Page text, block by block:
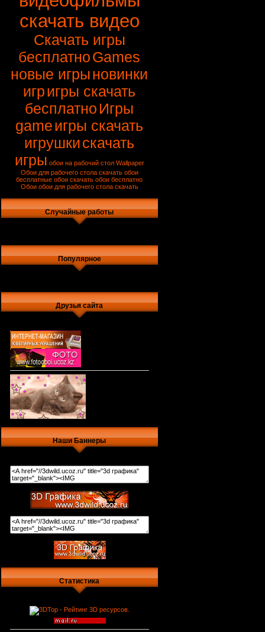
скачать видео
Скачать игры
бесплатноGames
новые игрыновинки
игригры скачать
бесплатно Игры
gameигры скачать
игрушкискачать
игры обои на рабочий стол Wallpaper
Обои для рабочего стола скачать обои
бесплатные обои скачать обои бесплатно
Обои обои для рабочего стола скачать
Случайные работы
Популярное
Друзья сайта
Наши Баннеры
Статистика